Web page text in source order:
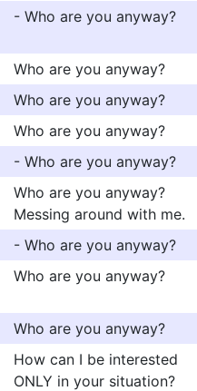
- Who are you anyway?
Who are you anyway?
Who are you anyway?
Who are you anyway?
- Who are you anyway?
Who are you anyway?
Messing around with me.
- Who are you anyway?
Who are you anyway?
Who are you anyway?
How can I be interested
ONLY in your situation?